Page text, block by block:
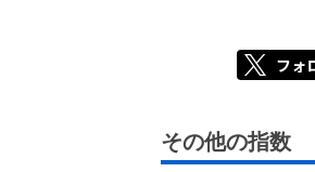
その他の指数